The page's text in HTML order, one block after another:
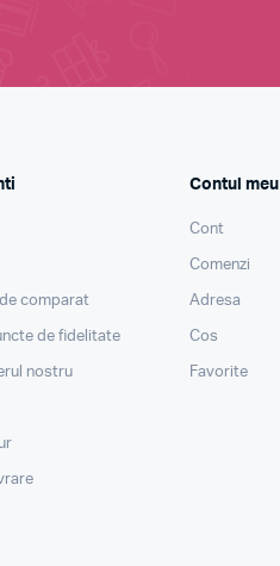
comparat
de fidelitate
nostru
Contul meu
Cont
Comenzi
Adresa
Cos
Favorite